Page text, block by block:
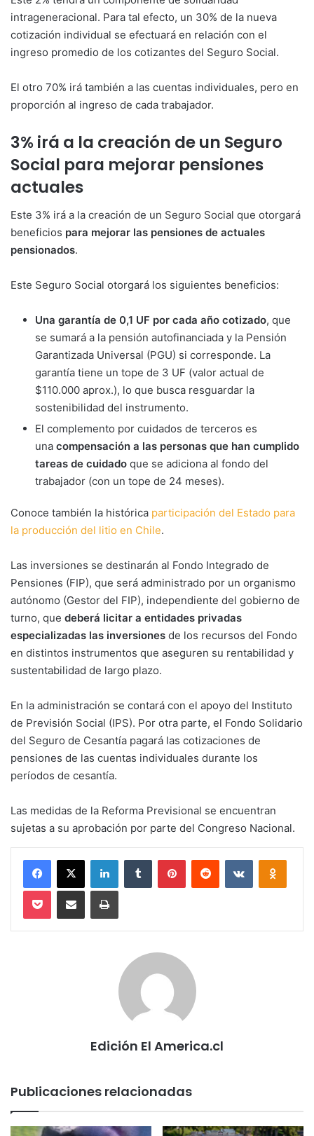
intrageneracional. Para tal efecto, un 30% de la nueva
cotización individual se efectuará en relación con el
ingreso promedio de los cotizantes del Seguro Social.
El otro 70% irá también a las cuentas individuales, pero en
proporción al ingreso de cada trabajador.
3% irá a la creación de un Seguro
Social para mejorar pensiones
actuales
Este 3% irá a la creación de un Seguro Social que otorgará
beneficios para mejorar las pensiones de actuales
pensionados.
Este Seguro Social otorgará los siguientes beneficios:
Una garantía de 0,1 UF por cada año cotizado, que
se sumará a la pensión autofinanciada y la Pensión
Garantizada Universal (PGU) si corresponde. La
garantía tiene un tope de 3 UF (valor actual de
$110.000 aprox.), lo que busca resguardar la
sostenibilidad del instrumento.
El complemento por cuidados de terceros es
una compensación a las personas que han cumplido
tareas de cuidado que se adiciona al fondo del
trabajador (con un tope de 24 meses).
Conoce también la histórica participación del Estado para
la producción del litio en Chile.
Las inversiones se destinarán al Fondo Integrado de
Pensiones (FIP), que será administrado por un organismo
autónomo (Gestor del FIP), independiente del gobierno de
turno, que deberá licitar a entidades privadas
especializadas las inversiones de los recursos del Fondo
en distintos instrumentos que aseguren su rentabilidad y
sustentabilidad de largo plazo.
En la administración se contará con el apoyo del Instituto
de Previsión Social (IPS). Por otra parte, el Fondo Solidario
del Seguro de Cesantía pagará las cotizaciones de
pensiones de las cuentas individuales durante los
períodos de cesantía.
Las medidas de la Reforma Previsional se encuentran
sujetas a su aprobación por parte del Congreso Nacional.
Facebook
X LinkedInTumblr PinterestReddit VKontakte
Pocket Compartir via email Imprimir
Edición El America.cl
Publicaciones relacionadas